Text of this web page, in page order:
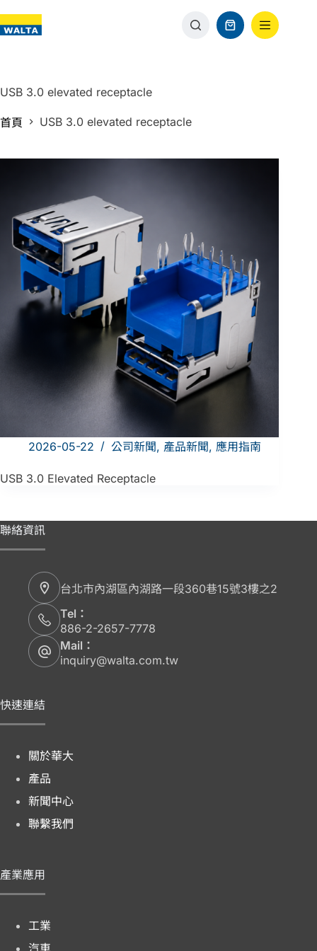
USB 3.0 elevated receptacle
首頁 USB 3.0 elevated receptacle
2026-05-22 公司新聞, 產品新聞, 應用指南
USB 3.0 Elevated Receptacle
聯絡資訊
台北市內湖區內湖路一段360巷15號3樓之2
Tel：
886-2-2657-7778
Mail：
inquiry@walta.com.tw
快速連結
關於華大
產品
新聞中心
聯繫我們
產業應用
工業